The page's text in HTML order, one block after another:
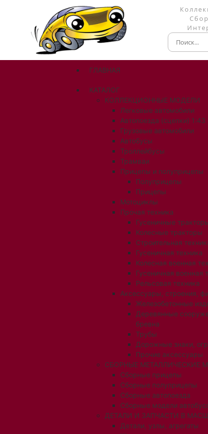
ГЛАВНАЯ
КАТАЛОГ
КОЛЛЕКЦИОННЫЕ МОДЕЛИ
Легковые автомобили
Автопоезда (сцепки) 1:43
Грузовые автомобили
Автобусы
Троллейбусы
Трамваи
Прицепы и полуприцепы
Полуприцепы
Прицепы
Мотоциклы
Прочая техника
Гусеничные
Колесные тракторы
Строительная
Гусеничная техника
Колесная военная
Гусеничная военная
Рельсовая техника
Аксессуары, строения,
Железобетонные
Деревянные
бревна
Трубы
Дорожные знаки,
Прочие аксессуары
СБОРНЫЕ МЕТАЛЛИЧЕСКИЕ
Сборные прицепы
Сборные полуприцепы
Сборные автопоезда
Сборные модели
ДЕТАЛИ И ЗАПЧАСТИ В
Детали, узлы, агрегаты